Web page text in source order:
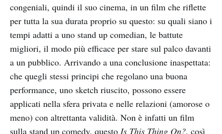
congeniali, quindi il suo cinema, in un film che riflette
per tutta la sua durata proprio su questo: su quali siano i
tempi adatti a uno stand up comedian, le battute
migliori, il modo più efficace per stare sul palco davanti
a un pubblico. Arrivando a una conclusione inaspettata:
che quegli stessi principi che regolano una buona
performance, uno sketch riuscito, possono essere
applicati nella sfera privata e nelle relazioni (amorose o
meno) con altrettanta validità. Non è infatti un film
sulla stand up comedy, questo Is This Thing On?, così